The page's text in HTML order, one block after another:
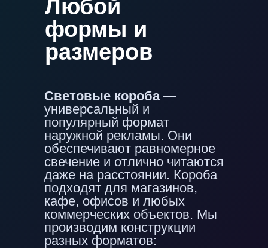
Любой
формы и
размеров
Световые короба—
универсальный и
популярный формат
наружной рекламы. Они
обеспечивают равномерное
свечение и отлично читаются
даже на расстоянии. Короба
подходят для магазинов,
кафе, офисов и любых
коммерческих объектов. Мы
производим конструкции
разных форматов: